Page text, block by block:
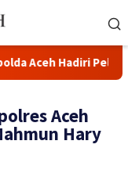
Aceh Hadiri
Aceh
Hary